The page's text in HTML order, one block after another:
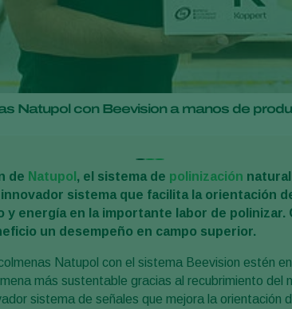
Natupol con Beevision a manos de
de Natupol , el sistema de polinización
sistema que facilita la orientación
y energía en la importante labor de
un desempeño en campo superior.
Natupol con el sistema Beevision estén
más sustentable gracias al recubrimiento del
sistema de señales que mejora la orientación